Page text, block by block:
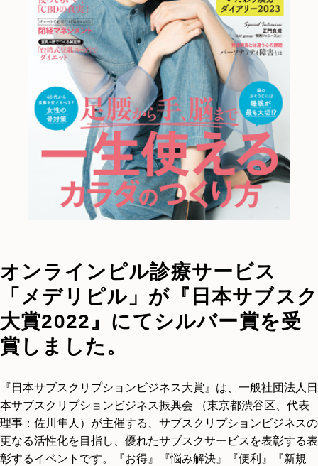
オンラインピル診療サービス
「メデリピル」が『日本サブスク
大賞2022』にてシルバー賞を受
賞しました。
『日本サブスクリプションビジネス大賞』は、一般社団法人日
本サブスクリプションビジネス振興会 （東京都渋谷区、代表
理事：佐川隼人）が主催する、サブスクリプションビジネスの
更なる活性化を目指し、優れたサブスクサービスを表彰する表
彰するイベントです。『お得』『悩み解決』『便利』『新規